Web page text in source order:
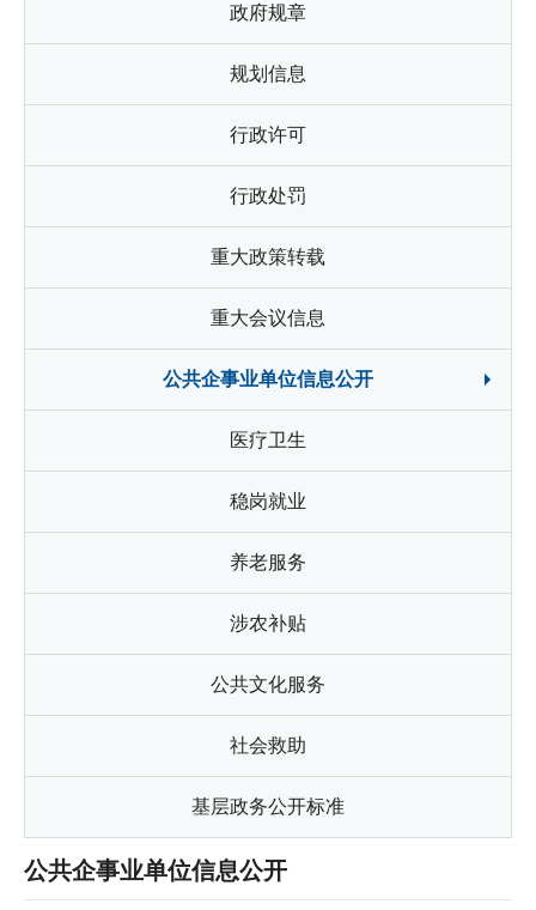
政府规章
规划信息
行政许可
行政处罚
重大政策转载
重大会议信息
公共企事业单位信息公开
医疗卫生
稳岗就业
养老服务
涉农补贴
公共文化服务
社会救助
基层政务公开标准
公共企事业单位信息公开